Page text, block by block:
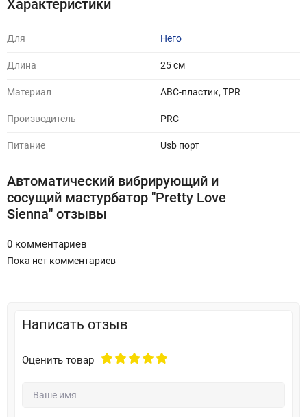
Характеристики
Для Него
Длина 25 cм
Материал ABC-пластик, TPR
Производитель PRC
Питание Usb порт
Автоматический вибрирующий и
сосущий мастурбатор "Pretty Love
Sienna" отзывы
0 комментариев
Пока нет комментариев
Написать отзыв
Оценить товар